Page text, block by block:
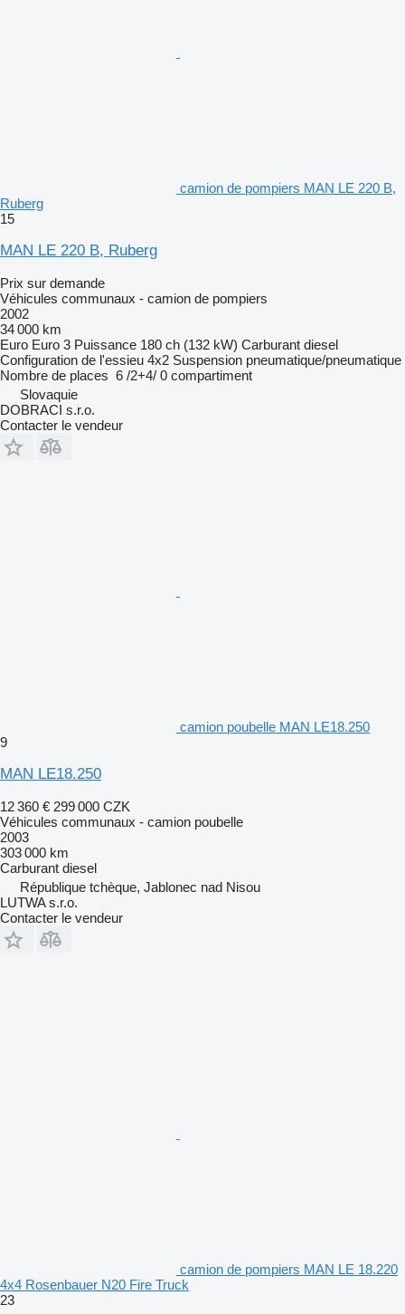
camion de pompiers MAN LE 220 B,
Ruberg
15
MAN LE 220 B, Ruberg
Prix sur demande
Véhicules communaux - camion de pompiers
2002
34 000 km
Euro Euro 3 Puissance 180 ch (132 kW) Carburant diesel
Configuration de l'essieu 4x2 Suspension pneumatique/pneumatique
Nombre de places 6 /2+4/ 0 compartiment
Slovaquie
DOBRACI s.r.o.
Contacter le vendeur
camion poubelle MAN LE18.250
9
MAN LE18.250
12 360 € 299 000 CZK
Véhicules communaux - camion poubelle
2003
303 000 km
Carburant diesel
République tchèque, Jablonec nad Nisou
LUTWA s.r.o.
Contacter le vendeur
camion de pompiers MAN LE 18.220
4x4 Rosenbauer N20 Fire Truck
23